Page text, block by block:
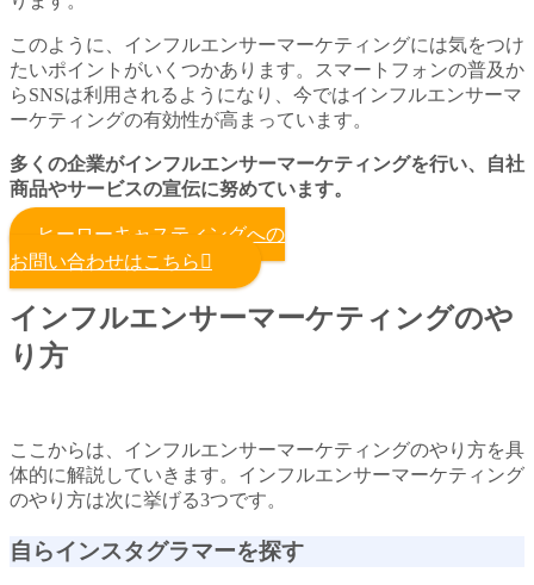
このように、インフルエンサーマーケティングには気をつけ
たいポイントがいくつかあります。スマートフォンの普及か
らSNSは利用されるようになり、今ではインフルエンサーマ
ーケティングの有効性が高まっています。
多くの企業がインフルエンサーマーケティングを行い、自社
商品やサービスの宣伝に努めています。
ヒーローキャスティングへの
お問い合わせはこちら
インフルエンサーマーケティングのや
り方
ここからは、インフルエンサーマーケティングのやり方を具
体的に解説していきます。インフルエンサーマーケティング
のやり方は次に挙げる3つです。
自らインスタグラマーを探す